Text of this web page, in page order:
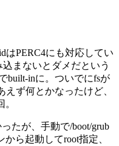
はPERC4にも対応してい
まないとダメだという
built-inに。ついでにfsが
ず何とかなったけど、
たが、手動で/boot/grub
ら起動してroot指定、